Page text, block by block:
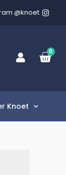
@knoet
0
Knoet